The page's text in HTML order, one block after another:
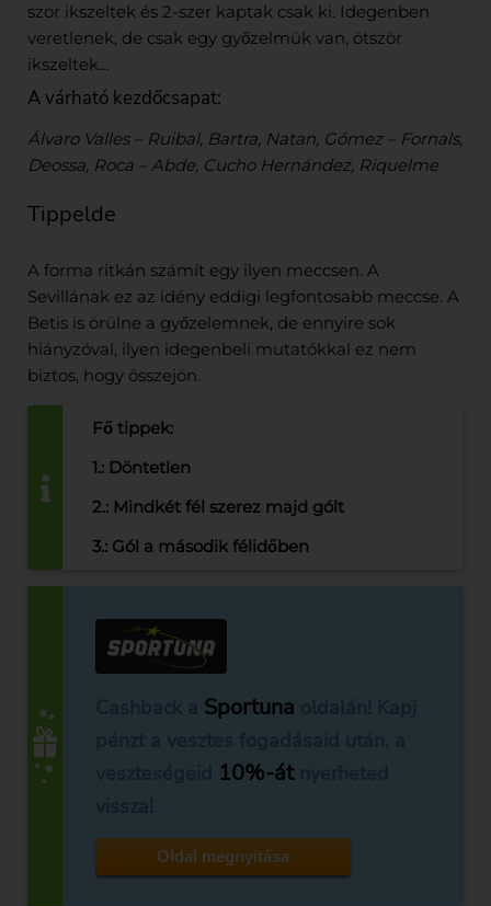
szor ikszeltek és 2-szer kaptak csak ki. Idegenben
veretlenek, de csak egy győzelmük van, ötször
ikszeltek…
A várható kezdőcsapat:
Álvaro Valles – Ruibal, Bartra, Natan, Gómez – Fornals,
Deossa, Roca – Abde, Cucho Hernández, Riquelme
Tippelde
A forma ritkán számít egy ilyen meccsen. A
Sevillának ez az idény eddigi legfontosabb meccse. A
Betis is örülne a győzelemnek, de ennyire sok
hiányzóval, ilyen idegenbeli mutatókkal ez nem
biztos, hogy összejön.
Fő tippek:
1.: Döntetlen
2.: Mindkét fél szerez majd gólt
3.: Gól a második félidőben
Sportuna
10%-átnyerheted
Oldal megnyitása